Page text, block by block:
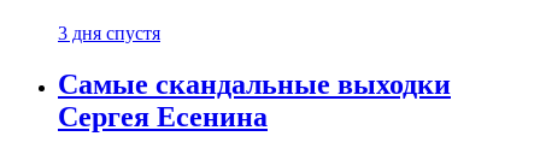
3 дня спустя
Самые скандальные выходки
Сергея Есенина